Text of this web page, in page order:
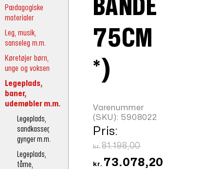
Pædagogiske
materialer
Leg, musik,
sanseleg m.m.
Køretøjer børn,
unge og voksen
Legeplads,
baner,
udemøbler m.m.
Legeplads,
sandkasser,
gynger m.m.
Legeplads,
tårne,
BANDE
75CM
*)
Varenummer
(SKU): 5908022
Pris:
kr. 81.198,00Den
oprindelige
kr. 73.078,20